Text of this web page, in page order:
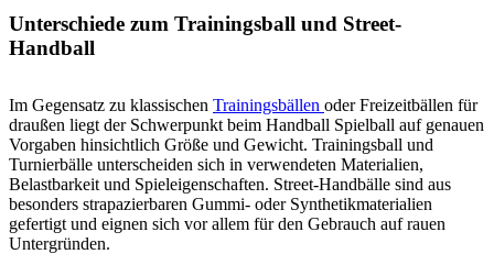
Unterschiede zum Trainingsball und Street-
Handball
Im Gegensatz zu klassischen Trainingsbällen oder Freizeitbällen für
draußen liegt der Schwerpunkt beim Handball Spielball auf genauen
Vorgaben hinsichtlich Größe und Gewicht. Trainingsball und
Turnierbälle unterscheiden sich in verwendeten Materialien,
Belastbarkeit und Spieleigenschaften. Street-Handbälle sind aus
besonders strapazierbaren Gummi- oder Synthetikmaterialien
gefertigt und eignen sich vor allem für den Gebrauch auf rauen
Untergründen.